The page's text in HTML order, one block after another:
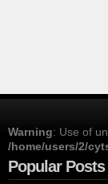
Warning: Use of
/home/users/2/
Popular Posts